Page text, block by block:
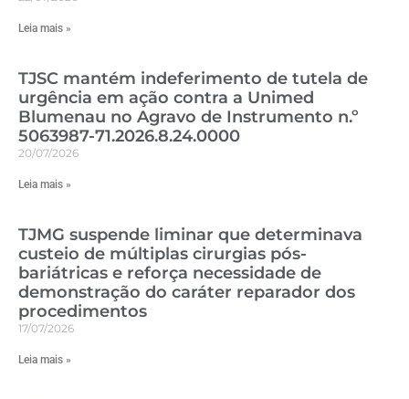
Leia mais »
TJSC mantém indeferimento de tutela de
urgência em ação contra a Unimed
Blumenau no Agravo de Instrumento n.º
5063987-71.2026.8.24.0000
20/07/2026
Leia mais »
TJMG suspende liminar que determinava
custeio de múltiplas cirurgias pós-
bariátricas e reforça necessidade de
demonstração do caráter reparador dos
procedimentos
17/07/2026
Leia mais »